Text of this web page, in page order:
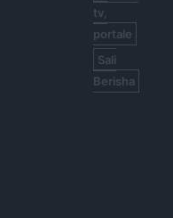
tv,
portale
Sali
Berisha